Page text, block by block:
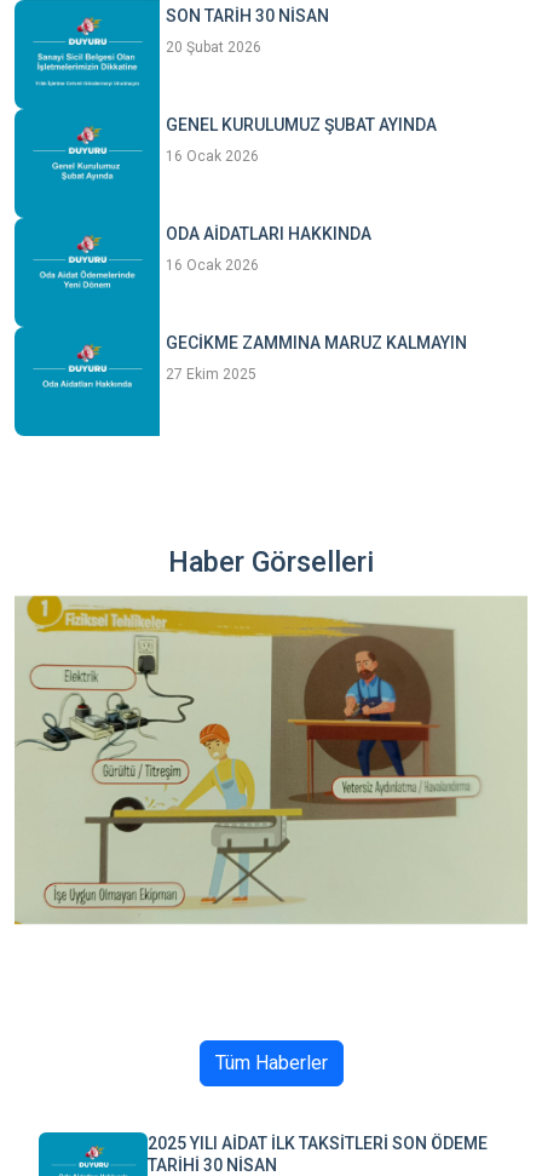
SON TARİH 30 NİSAN
20 Şubat 2026
GENEL KURULUMUZ ŞUBAT AYINDA
16 Ocak 2026
ODA AİDATLARI HAKKINDA
16 Ocak 2026
GECİKME ZAMMINA MARUZ KALMAYIN
27 Ekim 2025
Haber Görselleri
Tüm Haberler
2025 YILI AİDAT İLK TAKSİTLERİ SON ÖDEME
TARİHİ 30 NİSAN